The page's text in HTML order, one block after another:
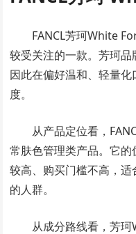
FANCL芳珂White
较受关注的一款。芳珂品
因此在偏好温和、轻量
度。
从产品定位看，
常肤色管理类产品。它
较高、购买门槛不高，
的人群。
从成分路线看，芳珂